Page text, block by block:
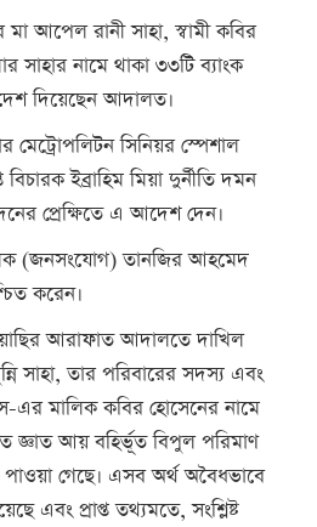
মা আপেল রানী সাহা, স্বামী কবির
নামে থাকা ৩৩টি ব্যাংক
দিয়েছেন আদালত।
মেট্রোপলিটন সিনিয়র স্পেশাল
ইব্রাহিম মিয়া দুর্নীতি দমন
প্রেক্ষিতে এ আদেশ দেন।
(জনসংযোগ) তানজির আহমেদ
করেন।
আরাফাত আদালতে দাখিল
সাহা, তার পরিবারের সদস্য এবং
এর মালিক কবির হোসেনের নামে
জ্ঞাত আয় বহির্ভূত বিপুল পরিমাণ
পাওয়া গেছে। এসব অর্থ অবৈধভাবে
এবং প্রাপ্ত তথ্যমতে, সংশ্লিষ্ট